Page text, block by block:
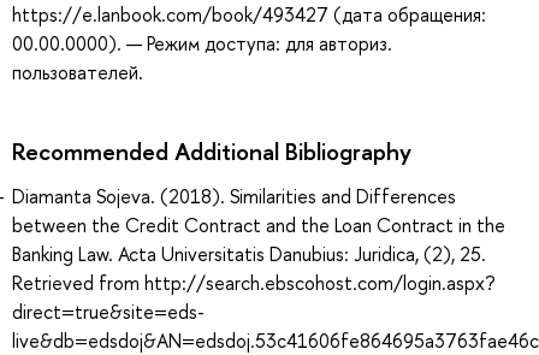
https://e.lanbook.com/book/493427 (дата обращения:
00.00.0000). — Режим доступа: для авториз.
пользователей.
Recommended Additional Bibliography
Diamanta Sojeva. (2018). Similarities and Differences
between the Credit Contract and the Loan Contract in the
Banking Law. Acta Universitatis Danubius: Juridica, (2), 25.
Retrieved from http://search.ebscohost.com/login.aspx?
direct=true&site=eds-